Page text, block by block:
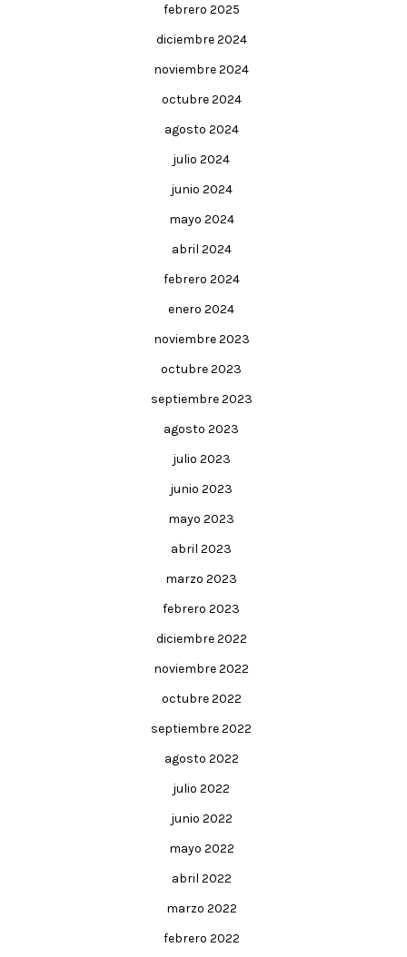
febrero 2025
diciembre 2024
noviembre 2024
octubre 2024
agosto 2024
julio 2024
junio 2024
mayo 2024
abril 2024
febrero 2024
enero 2024
noviembre 2023
octubre 2023
septiembre 2023
agosto 2023
julio 2023
junio 2023
mayo 2023
abril 2023
marzo 2023
febrero 2023
diciembre 2022
noviembre 2022
octubre 2022
septiembre 2022
agosto 2022
julio 2022
junio 2022
mayo 2022
abril 2022
marzo 2022
febrero 2022